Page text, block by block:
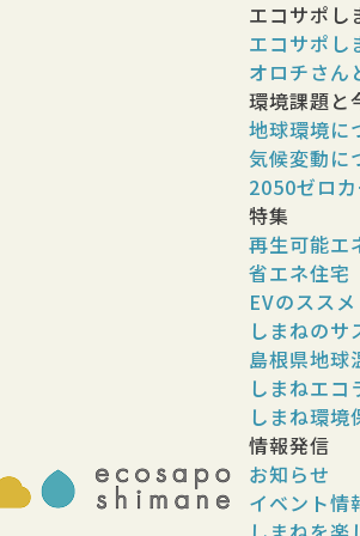
エコサポし
エコサポし
オロチさん
環境課題と
地球環境に
気候変動に
2050ゼロ
特集
再生可能エ
省エネ住宅
EVのススメ
しまねのサ
島根県地球
しまねエコ
しまね環境
情報発信
お知らせ
イベント情
ゼロにする「カーボンニュートラル
な社会を築くための重要な目標です
を排出しており、これをゼロにする
にすることです。